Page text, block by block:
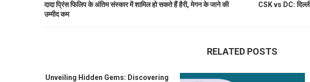
दादा प्रिंस फिलिप के अंतिम संस्कार में शामिल हो सकते हैं हैरी, मेगन के जाने की
उम्मीद कम
CSK vs DC:
RELATED POSTS
Unveiling Hidden Gems: Discovering